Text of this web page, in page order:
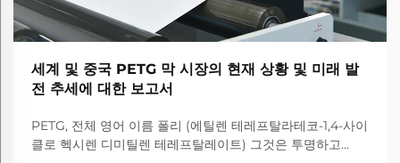
세계 및 중국 PETG 막 시장의 현재 상황 및 미래 발
전 추세에 대한 보고서
PETG, 전체 영어 이름 폴리 (에틸렌 테레프탈라테코-1,4-사이
클로 헥시렌 디미틸렌 테레프탈레이트) 그것은 투명하고